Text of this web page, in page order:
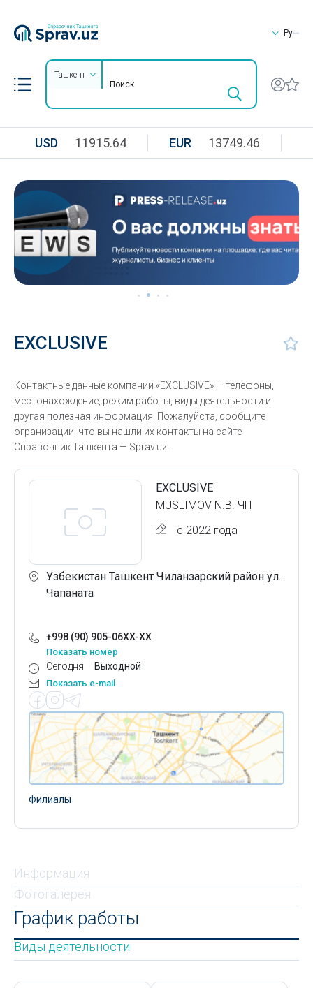
Ру
Ташкент
USD 11915.64 EUR 13749.46
EXCLUSIVE
Контактные данные компании «EXCLUSIVE» — телефоны,
местонахождение, режим работы, виды деятельности и
другая полезная информация. Пожалуйста, сообщите
огранизации, что вы нашли их контакты на сайте
Справочник Ташкента — Sprav.uz.
EXCLUSIVE
MUSLIMOV N.B. ЧП
с 2022 года
Узбекистан Ташкент Чиланзарский район ул.
Чапаната
+998 (90) 905-06XX-XX
Показать номер
Сегодня Выходной
Показать e-mail
Филиалы
Информация
Фотогалерея
График работы
Виды деятельности